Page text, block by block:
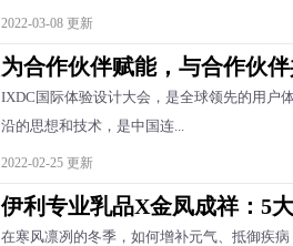
2022-03-08 更新
为合作伙伴赋能，与合作伙
IXDC国际体验设计大会，是全球领先的用户
沿的思想和技术，是中国连...
2022-02-25 更新
伊利专业乳品X金凤成祥：5
在寒风凛冽的冬季，如何增补元气、抵御疾